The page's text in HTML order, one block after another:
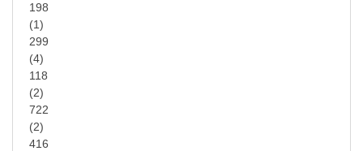
198
(1)
299
(4)
118
(2)
722
(2)
416